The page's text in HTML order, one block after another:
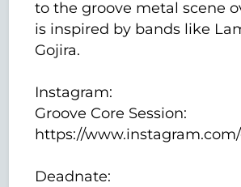
to the groove metal scene
is inspired by bands like
Gojira.
Instagram:
Groove Core Session:
https://
Deadnate: